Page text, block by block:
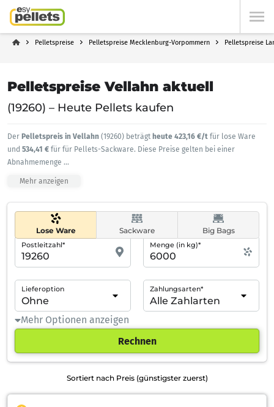
Pelletspreise Pelletspreise Mecklenburg-Vorpommern Pelletspreise
Pelletspreise Vellahn aktuell
(19260) – Heute Pellets kaufen
Der Pelletspreis in Vellahn (19260) beträgt heute 423,16 €/t für lose Ware
und 534,41 € für für Pellets-Sackware. Diese Preise gelten bei einer
Abnahmemenge ...
Mehr anzeigen
Lose Ware Sackware Big Bags
Postleitzahl* Menge (in kg)*
Lieferoption Zahlungsarten*
Mehr Optionen anzeigen
Rechnen
Sortiert nach Preis (günstigster zuerst)